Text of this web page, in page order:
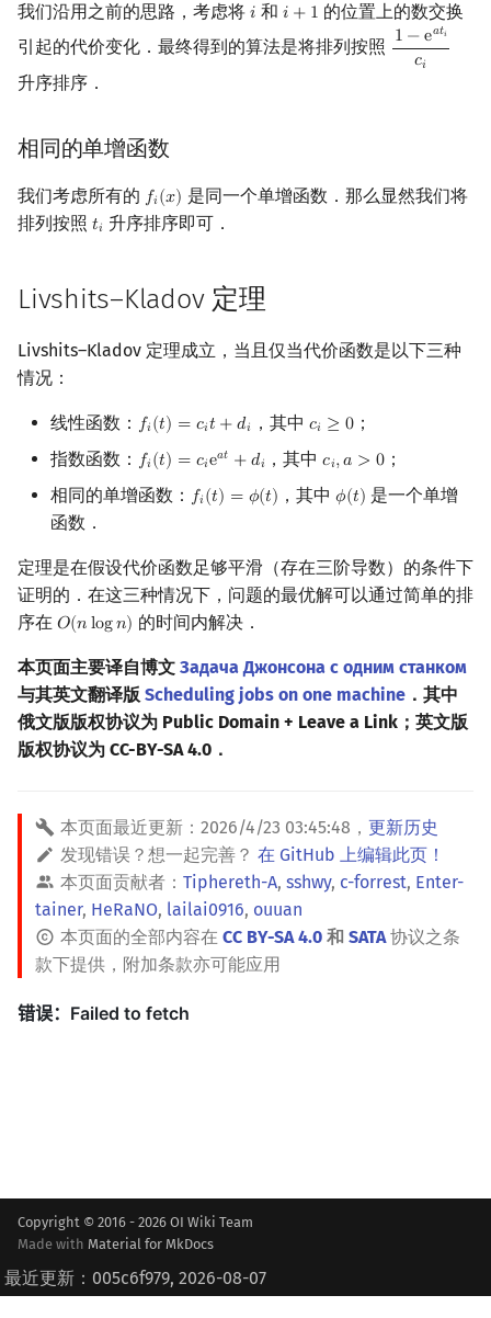
Main–Lorentz 算法
高次剩余 & 单位根
莫比乌斯反演
Min_25 筛
类欧几里德算法
连分数
二次域
Pell 方程
杨氏矩阵
拟阵
Berlekamp–Massey 算法
析合树
PQ 树
手指树
弦图
图的着色
网络流
Prüfer 序列
矩阵树定理
最大团搜索算法
支配树
图上随机游走
我们沿用之前的思路，考虑将 𝑖
i 和 𝑖 + 1
i+1
的位置上的数交换
引起的代价变化．最终得到的算法是将排列按照 1 −e𝑎𝑡𝑖
𝑐𝑖
1−eatici
升序排序．
相同的单增函数
我们考虑所有的 𝑓𝑖(𝑥)
f(x)
是同一个单增函数．那么显然我们将
排列按照 𝑡𝑖
ti 升序排序即可．
Livshits–Kladov 定理
Livshits–Kladov 定理成立，当且仅当代价函数是以下三种
情况：
线性函数： 𝑓𝑖(𝑡) = 𝑐𝑖𝑡 +𝑑𝑖
f(t)= cit +di ，其中 𝑐𝑖 ≥ 0
ci ≥0
；
指数函数： 𝑓𝑖(𝑡) = 𝑐𝑖e𝑎𝑡 +𝑑𝑖
f(t)= cieat+d i ，其中𝑐𝑖,𝑎 > 0
ci,a>0
；
相同的单增函数： 𝑓𝑖(𝑡) = 𝜙(𝑡)
f(t)= ϕ( t) ，其中𝜙(𝑡)
ϕ(t) 是一个单增
函数．
定理是在假设代价函数足够平滑（存在三阶导数）的条件下
证明的．在这三种情况下，问题的最优解可以通过简单的排
序在 𝑂(𝑛log𝑛)
O(nlogn) 的时间内解决．
本页面主要译自博文 Задача Джонсона с одним станком
与其英文翻译版 Scheduling jobs on one machine ．其中
俄文版版权协议为 Public Domain + Leave a Link；英文版
版权协议为 CC-BY-SA 4.0．
本页面最近更新： 2026/4/23 03:45:48 ， 更新历史
发现错误？想一起完善？ 在 GitHub 上编辑此页！
本页面贡献者： Tiphereth-A, sshwy, c-forrest, Enter-
tainer, HeRaNO, lailai0916, ouuan
本页面的全部内容在 CC BY-SA 4.0 和 SATA协议之条
款下提供，附加条款亦可能应用
Copyright © 2016 - 2026 OI Wiki Team
Made with Material for MkDocs
最近更新：005c6f979, 2026-08-07